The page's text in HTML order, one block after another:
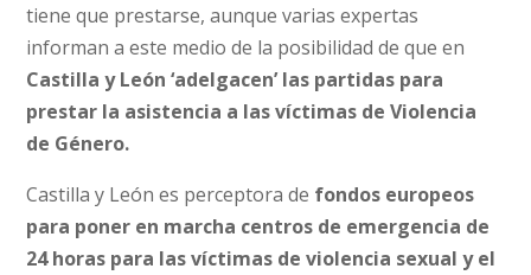
tiene que prestarse, aunque varias expertas
informan a este medio de la posibilidad de que en
Castilla y León ‘adelgacen’ las partidas para
prestar la asistencia a las víctimas de Violencia
de Género.
Castilla y León es perceptora de fondos europeos
para poner en marcha centros de emergencia de
24 horas para las víctimas de violencia sexual y el